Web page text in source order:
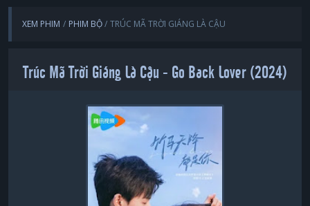
XEM PHIM PHIM BỘ TRÚC MÃ TRỜI GIÁNG LÀ CẬU
Trúc Mã Trời Giáng Là Cậu - Go Back Lover (2024)